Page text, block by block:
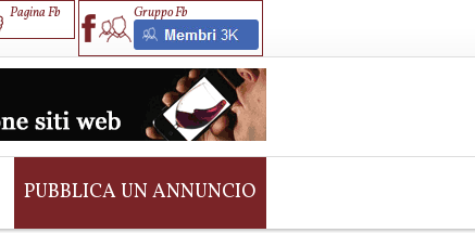
Gruppo Fb
Pagina Fb
PUBBLICA UN ANNUNCIO